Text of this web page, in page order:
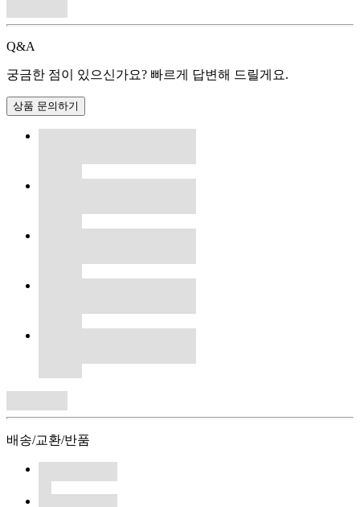
Q&A
궁금한 점이 있으신가요? 빠르게 답변해 드릴게요.
상품 문의하기
배송/교환/반품